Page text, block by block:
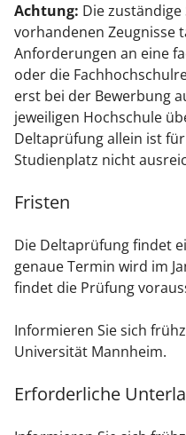
Achtung: Die
vorhandenen Zeugnisse
Anforderungen an eine
oder die
erst bei der Bewerbung
jeweiligen Hochschule
Deltaprüfung allein ist
Studienplatz nicht
Fristen
Die Deltaprüfung findet
genaue Termin wird im
findet die Prüfung
Informieren Sie sich
Universität Mannheim.
Erforderliche